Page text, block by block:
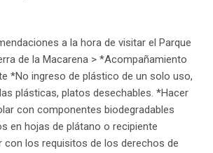
a la hora de visitar el Parque
de la Macarena > *Acompañamiento
*No ingreso de plástico de un solo uso,
plásticas, platos desechables. *Hacer
con componentes biodegradables
en hojas de plátano o recipiente
con los requisitos de los derechos de